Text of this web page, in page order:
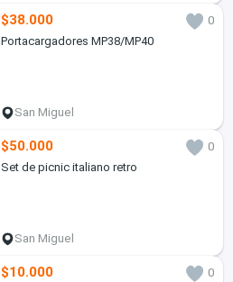
$38.000
0
Portacargadores MP38/MP40
San Miguel
$50.000
0
Set de picnic italiano retro
San Miguel
$10.000
0